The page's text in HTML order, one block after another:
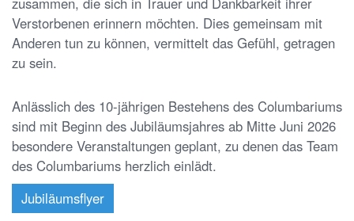
Verstorbenen erinnern möchten. Dies gemeinsam mit
Anderen tun zu können, vermittelt das Gefühl, getragen
zu sein.
Anlässlich des 10-jährigen Bestehens des Columbariums
sind mit Beginn des Jubiläumsjahres ab Mitte Juni 2026
besondere Veranstaltungen geplant, zu denen das Team
des Columbariums herzlich einlädt.
Jubiläumsflyer